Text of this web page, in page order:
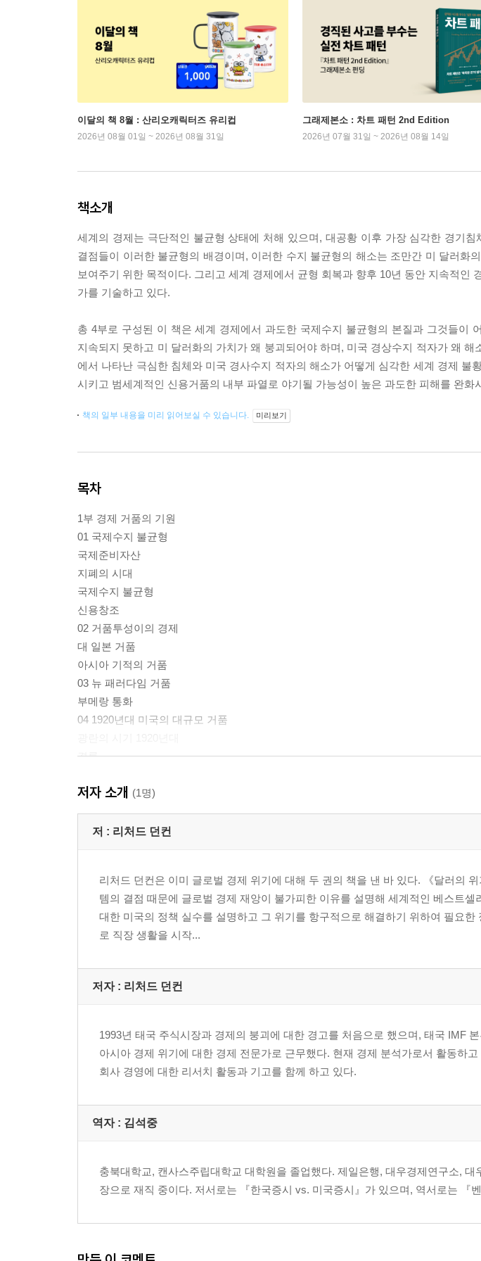
이달의 책 8월 : 산리오캐릭터즈 유리컵
2026년 08월 01일 ~ 2026년 08월 31일
그래제본소 : 차트 패턴 2nd Edition
2026년 07월 31일 ~ 2026년 08월 14일
책소개
세계의 경제는 극단적인 불균형 상태에 처해 있으며, 대공황 이후 가장 심각한 경기
결점들이 이러한 불균형의 배경이며, 이러한 수지 불균형의 해소는 조만간 미 달러화
보여주기 위한 목적이다. 그리고 세계 경제에서 균형 회복과 향후 10년 동안 지속적인
가를 기술하고 있다.
총 4부로 구성된 이 책은 세계 경제에서 과도한 국제수지 불균형의 본질과 그것들이
지속되지 못하고 미 달러화의 가치가 왜 붕괴되어야 하며, 미국 경상수지 적자가 왜
에서 나타난 극심한 침체와 미국 경사수지 적자의 해소가 어떻게 심각한 세계 경제 불
시키고 범세계적인 신용거품의 내부 파열로 야기될 가능성이 높은 과도한 피해를 완화
책의 일부 내용을 미리 읽어보실 수 있습니다. 미리보기
목차
1부 경제 거품의 기원
01 국제수지 불균형
국제준비자산
지폐의 시대
국제수지 불균형
신용창조
02 거품투성이의 경제
대 일본 거품
아시아 기적의 거품
03 뉴 패러다임 거품
부메랑 통화
04 1920년대 미국의 대규모 거품
결론
2부 달러본위제도의 결함
05 뉴 패러다임 경기침체
계속적인 신용공급
06 달러의 운명 : 달러가 붕괴될 수밖에 없는 여러 가지 이유
미국의 경상수지 적자재원 조달
투자 대안
체계적인 은행 위기들 : 예전의 위기와 새로운 위기
08 디플레이션
세계적인 디스인플레이션
초과 설비
아시아 위기 국가들의 디스인플레이션
더 나쁜 시기가 도래한다
은행 구제 조치가 유동성 함정을 유발하는가
저자 소개 (1명)
저 : 리처드 던컨
리처드 던컨은 이미 글로벌 경제 위기에 대해 두 권의 책을 낸 바 있다. 《달러의
템의 결점 때문에 글로벌 경제 재앙이 불가피한 이유를 설명해 세계적인 베스트
대한 미국의 정책 실수를 설명하고 그 위기를 항구적으로 해결하기 위하여 필요
로 직장 생활을 시작...
저자 : 리처드 던컨
1993년 태국 주식시장과 경제의 붕괴에 대한 경고를 처음으로 했으며, 태국 IMF
아시아 경제 위기에 대한 경제 전문가로 근무했다. 현재 경제 분석가로서 활동하
회사 경영에 대한 리서치 활동과 기고를 함께 하고 있다.
역자 : 김석중
충북대학교, 캔사스주립대학교 대학원을 졸업했다. 제일은행, 대우경제연구소,
장으로 재직 중이다. 저서로는 『한국증시 vs. 미국증시』가 있으며, 역서로는 『